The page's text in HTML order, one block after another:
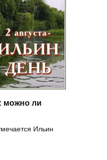
можно ли
Ильин